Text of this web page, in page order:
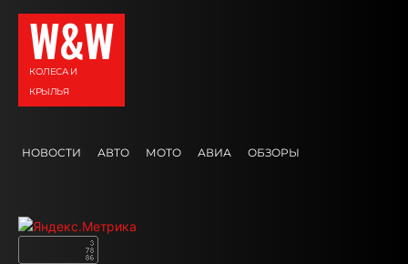
W&W
КОЛЕСА И
КРЫЛЬЯ
НОВОСТИ АВТО МОТО АВИА ОБЗОРЫ